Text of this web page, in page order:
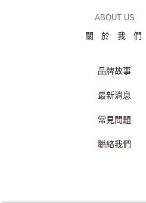
ABOUT US
關於我們
品牌故事
最新消息
常見問題
聮絡我們